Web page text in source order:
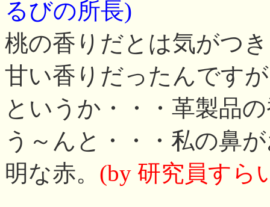
るびの所長)
桃の香りだとは気がつ
甘い香りだったんです
というか・・・革製品
う～んと・・・私の鼻
明な赤。 (by 研究員すら